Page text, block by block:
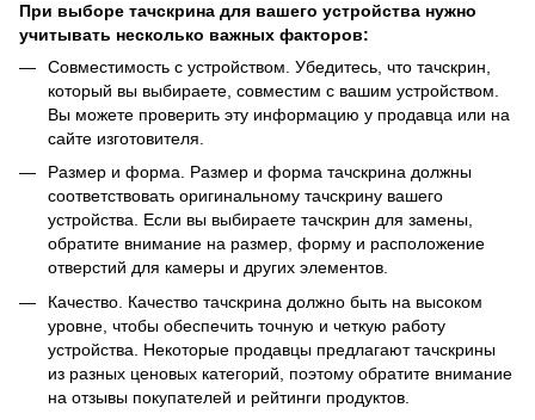
При выборе тачскрина для вашего устройства нужно
учитывать несколько важных факторов:
Совместимость с устройством. Убедитесь, что тачскрин,
который вы выбираете, совместим с вашим устройством.
Вы можете проверить эту информацию у продавца или на
сайте изготовителя.
Размер и форма. Размер и форма тачскрина должны
соответствовать оригинальному тачскрину вашего
устройства. Если вы выбираете тачскрин для замены,
обратите внимание на размер, форму и расположение
отверстий для камеры и других элементов.
Качество. Качество тачскрина должно быть на высоком
уровне, чтобы обеспечить точную и четкую работу
устройства. Некоторые продавцы предлагают тачскрины
из разных ценовых категорий, поэтому обратите внимание
на отзывы покупателей и рейтинги продуктов.